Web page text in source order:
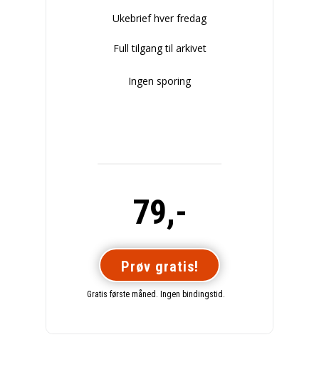
Ukebrief hver fredag
Full tilgang til arkivet
Ingen sporing
79,-
Prøv gratis!
Gratis første måned. Ingen bindingstid.